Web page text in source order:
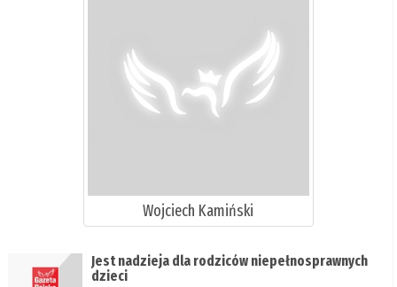
Wojciech Kamiński
​Jest nadzieja dla rodziców niepełnosprawnych
dzieci